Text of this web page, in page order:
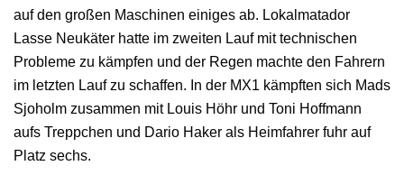
auf den großen Maschinen einiges ab. Lokalmatador
Lasse Neukäter hatte im zweiten Lauf mit technischen
Probleme zu kämpfen und der Regen machte den Fahrern
im letzten Lauf zu schaffen. In der MX1 kämpften sich Mads
Sjoholm zusammen mit Louis Höhr und Toni Hoffmann
aufs Treppchen und Dario Haker als Heimfahrer fuhr auf
Platz sechs.